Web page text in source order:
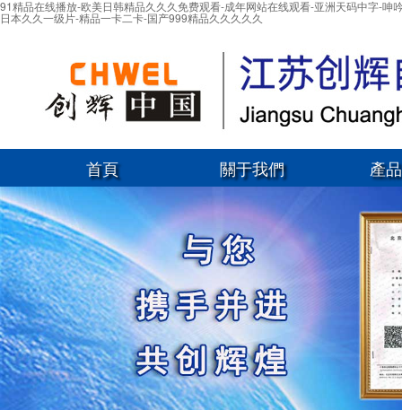
91精品在线播放-欧美日韩精品久久久免费观看-成年网站在线观看-亚洲天码中字-
日本久久一级片-精品一卡二卡-国产999精品久久久久久
首頁 關于我們 產